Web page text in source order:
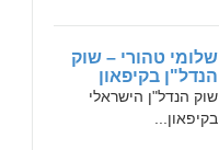
שלומי טהורי – שוק
הנדל"ן בקיפאון
שוק הנדל"ן הישראלי
בקיפאון...